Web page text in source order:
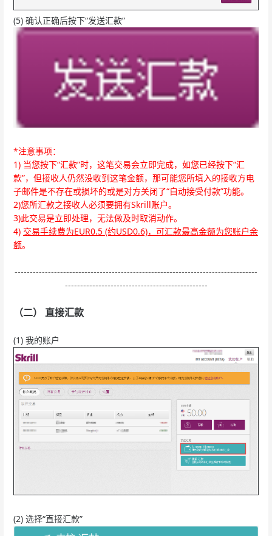
(5) 确认正确后按下“发送汇款”
*注意事项：
1) 当您按下“汇款”时，这笔交易会立即完成，如您已经按下“汇
款”，但接收人仍然没收到这笔金额，那可能您所填入的接收方电
子邮件是不存在或损坏的或是对方关闭了“自动接受付款”功能。
2)您所汇款之接收人必须要拥有Skrill账户。
3)此交易是立即处理，无法做及时取消动作。
4) 交易手续费为EUR0.5 (约USD0.6)，可汇款最高金额为您账户余
额。
--------------------------------------------------------------------------------
-----------------------------------------------
（二） 直接汇款
(1) 我的账户
(2) 选择“直接汇款”